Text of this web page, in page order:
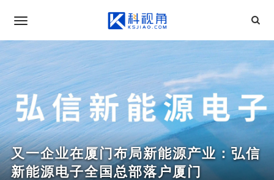
又一企业在厦门布局新能源产业：弘信
新能源电子全国总部落户厦门